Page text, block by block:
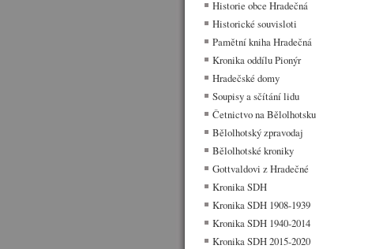
Historie obce Hradečná
Historické souvisloti
Pamětní kniha Hradečná
Kronika oddílu Pionýr
Hradečské domy
Soupisy a sčítání lidu
Četnictvo na Bělolhotsku
Bělolhotský zpravodaj
Bělolhotské kroniky
Gottvaldovi z Hradečné
Kronika SDH
Kronika SDH 1908-1939
Kronika SDH 1940-2014
Kronika SDH 2015-2020